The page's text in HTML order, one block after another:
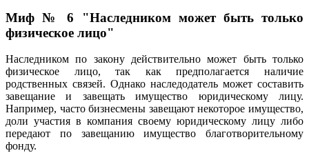
Миф № 6 "Наследником может быть только
физическое лицо"
Наследником по закону действительно может быть только
физическое лицо, так как предполагается наличие
родственных связей. Однако наследодатель может составить
завещание и завещать имущество юридическому лицу.
Например, часто бизнесмены завещают некоторое имущество,
доли участия в компания своему юридическому лицу либо
передают по завещанию имущество благотворительному
фонду.